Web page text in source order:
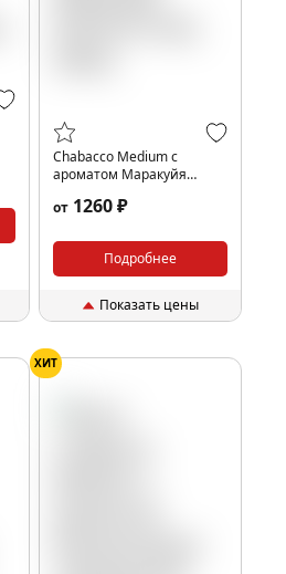
Chabacco Medium с
ароматом Маракуйя
от 1260 ₽
Подробнее
Показать цены
ХИТ